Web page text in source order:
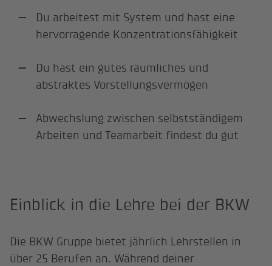
Du arbeitest mit System und hast eine
hervorragende Konzentrationsfähigkeit
Du hast ein gutes räumliches und
abstraktes Vorstellungsvermögen
Abwechslung zwischen selbstständigem
Arbeiten und Teamarbeit findest du gut
Einblick in die Lehre bei der BKW
Die BKW Gruppe bietet jährlich Lehrstellen in
über 25 Berufen an. Während deiner